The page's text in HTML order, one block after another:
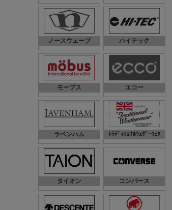
ノースウェーブ ハイテック
モーブス エコー
ラベンハム ﾄﾗﾃﾞｨｼｮﾅﾙｳｪｻﾞｰｳｪｱ
タイオン コンバース